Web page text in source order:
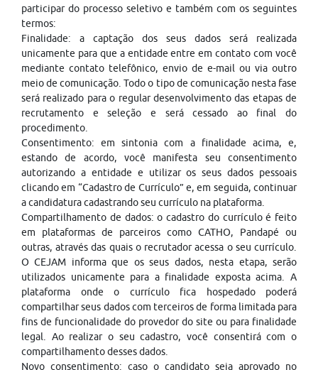
participar do processo seletivo e também com os seguintes
termos:
Finalidade: a captação dos seus dados será realizada
unicamente para que a entidade entre em contato com você
mediante contato telefônico, envio de e-mail ou via outro
meio de comunicação. Todo o tipo de comunicação nesta fase
será realizado para o regular desenvolvimento das etapas de
recrutamento e seleção e será cessado ao final do
procedimento.
Consentimento: em sintonia com a finalidade acima, e,
estando de acordo, você manifesta seu consentimento
autorizando a entidade e utilizar os seus dados pessoais
clicando em “Cadastro de Currículo” e, em seguida, continuar
a candidatura cadastrando seu currículo na plataforma.
Compartilhamento de dados: o cadastro do currículo é feito
em plataformas de parceiros como CATHO, Pandapé ou
outras, através das quais o recrutador acessa o seu currículo.
O CEJAM informa que os seus dados, nesta etapa, serão
utilizados unicamente para a finalidade exposta acima. A
plataforma onde o currículo fica hospedado poderá
compartilhar seus dados com terceiros de forma limitada para
fins de funcionalidade do provedor do site ou para finalidade
legal. Ao realizar o seu cadastro, você consentirá com o
compartilhamento desses dados.
Novo consentimento: caso o candidato seja aprovado no